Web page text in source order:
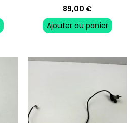
89,00 €
Ajouter au panier